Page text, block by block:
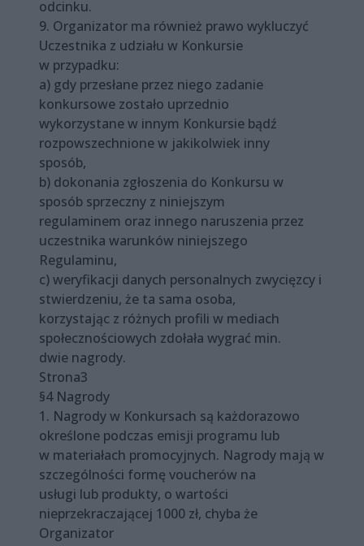
odcinku.
9. Organizator ma również prawo wykluczyć
Uczestnika z udziału w Konkursie
w przypadku:
a) gdy przesłane przez niego zadanie
konkursowe zostało uprzednio
wykorzystane w innym Konkursie bądź
rozpowszechnione w jakikolwiek inny
sposób,
b) dokonania zgłoszenia do Konkursu w
sposób sprzeczny z niniejszym
regulaminem oraz innego naruszenia przez
uczestnika warunków niniejszego
Regulaminu,
c) weryfikacji danych personalnych zwycięzcy i
stwierdzeniu, że ta sama osoba,
korzystając z różnych profili w mediach
społecznościowych zdołała wygrać min.
dwie nagrody.
Strona3
§4 Nagrody
1. Nagrody w Konkursach są każdorazowo
określone podczas emisji programu lub
w materiałach promocyjnych. Nagrody mają w
szczególności formę voucherów na
usługi lub produkty, o wartości
nieprzekraczającej 1000 zł, chyba że
Organizator